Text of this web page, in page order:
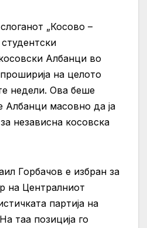
„Косово –
студентски
Албанци во
на целото
недели. Ова беше
Албанци масовно да ја
независна косовска
Горбачов е избран за
на Централниот
партија на
таа позиција го